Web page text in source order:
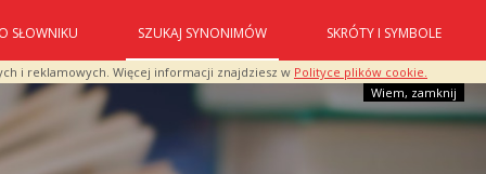
i reklamowych. Więcej informacji znajdziesz w Polityce plików cookie.
Wiem, zamknij
O SŁOWNIKU SZUKAJ SYNONIMÓW SKRÓTY I SYMBOLE